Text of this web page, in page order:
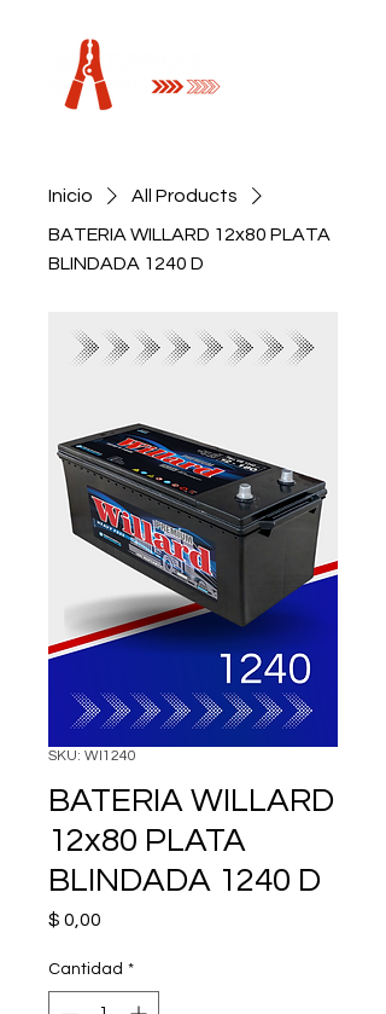
Inicio
All Products
BATERIA WILLARD 12x80 PLATA
BLINDADA 1240 D
SKU: WI1240
BATERIA WILLARD
12x80 PLATA
BLINDADA 1240 D
$ 0,00
Cantidad *